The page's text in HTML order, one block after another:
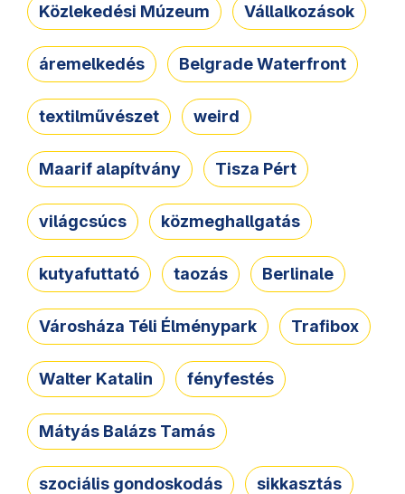
Közlekedési Múzeum Vállalkozások
áremelkedés Belgrade Waterfront
textilművészet weird
Maarif alapítvány Tisza Pért
világcsúcs közmeghallgatás
kutyafuttató taozás Berlinale
Városháza Téli Élménypark Trafibox
Walter Katalin fényfestés
Mátyás Balázs Tamás
szociális gondoskodás sikkasztás